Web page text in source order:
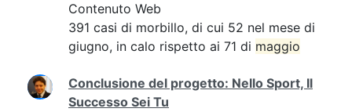
Contenuto Web
391 casi di morbillo, di cui 52 nel mese di
giugno, in calo rispetto ai 71 di maggio
Conclusione del progetto: Nello Sport, Il
Successo Sei Tu